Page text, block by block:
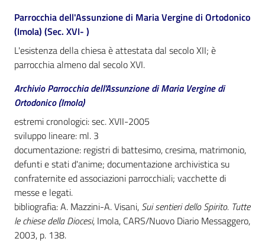
Casa
Piani
Archivio
storico
Menu selezionato
Decentrate
Patto
per
la
Parrocchia dell'Assunzione di Maria Vergine di Ortodonico
(Imola) (Sec. XVI- )
L'esistenza della chiesa è attestata dal secolo XII; è
parrocchia almeno dal secolo XVI.
Archivio Parrocchia dell'Assunzione di Maria Vergine di
Ortodonico (Imola)
estremi cronologici: sec. XVII-2005
sviluppo lineare: ml. 3
documentazione: registri di battesimo, cresima, matrimonio,
defunti e stati d'anime; documentazione archivistica su
confraternite ed associazioni parrocchiali; vacchette di
messe e legati.
bibliografia: A. Mazzini-A. Visani, Sui sentieri dello Spirito. Tutte
le chiese della Diocesi, Imola, CARS/Nuovo Diario Messaggero,
2003, p. 138.